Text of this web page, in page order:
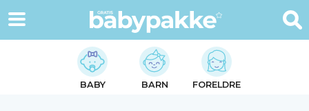
BABY BARN FORELDRE